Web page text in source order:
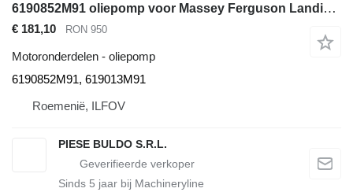
6190852M91 oliepomp voor Massey Ferguson Landini, Manitou graaflaadmachine
€ 181,10 RON 950
Motoronderdelen - oliepomp
6190852M91, 619013M91
Roemenië, ILFOV
PIESE BULDO S.R.L.
Sinds 5 jaar bij Machineryline